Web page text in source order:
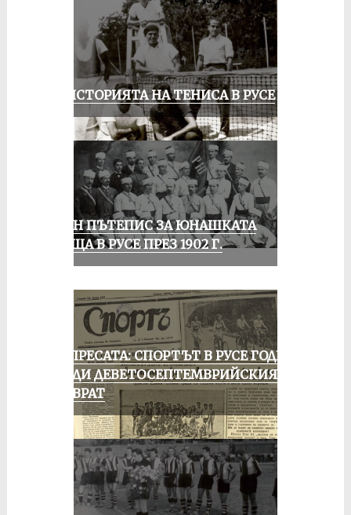
ЗА ИСТОРИЯТА НА ТЕНИСА В РУСЕ
ЕДИН ПЪТЕПИС ЗА ЮНАШКАТА
СРЕЩА В РУСЕ ПРЕЗ 1902 Г.
ОТ ПРЕСАТА: СПОРТЪТ В РУСЕ ГОДИНА
ПРЕДИ ДЕВЕТОСЕПТЕМВРИЙСКИЯ
ПРЕВРАТ